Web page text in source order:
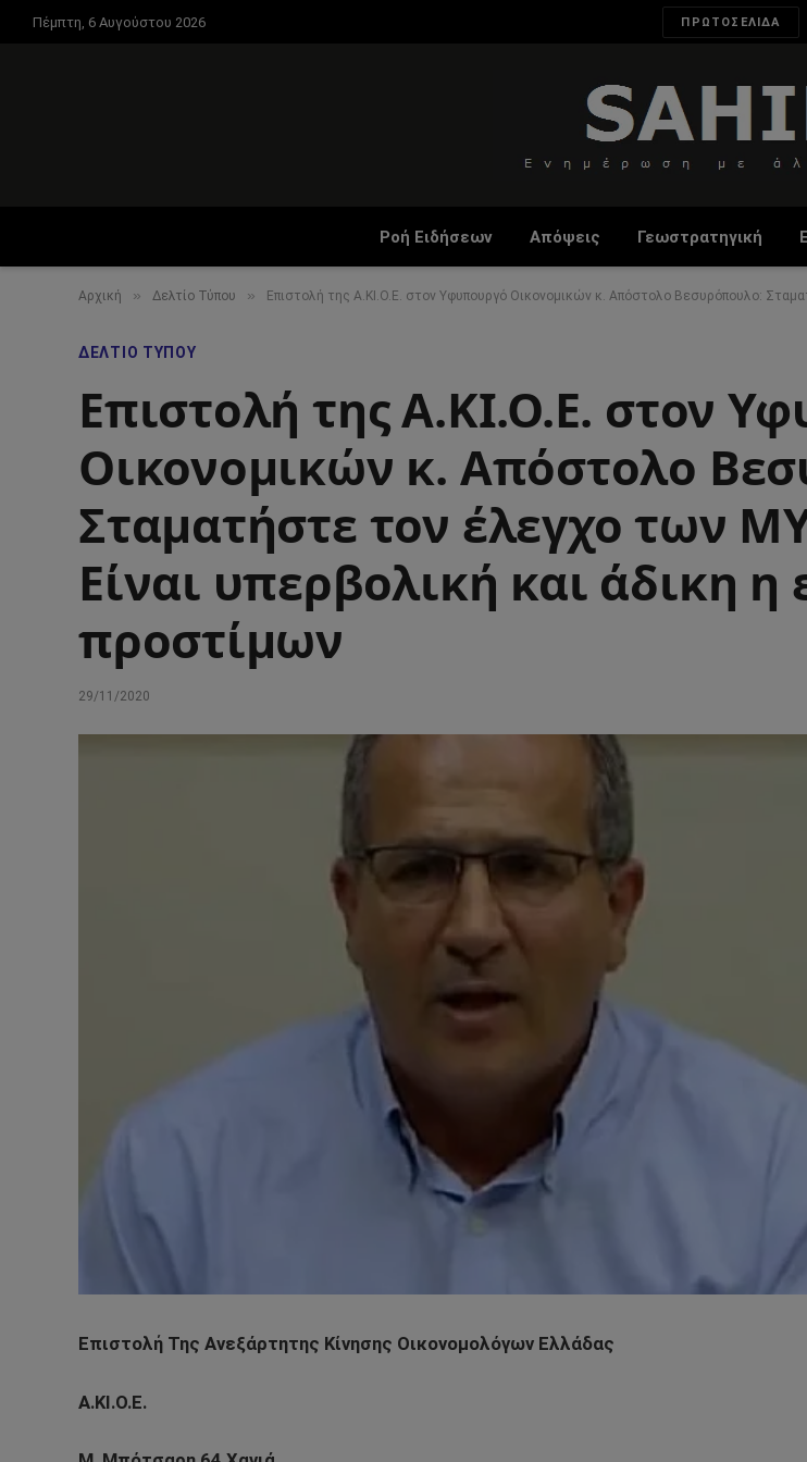
Πέμπτη, 6 Αυγούστου 2026 ΠΡΩΤΟΣΕΛΙΔΑ
Ροή Ειδήσεων Απόψεις Γεωστρατηγική
Αρχική » Δελτίο Τύπου » Επιστολή της Α.ΚΙ.Ο.Ε. στον Υφυπουργό Οικονομικών κ. Απόστολο Βεσυρόπουλο:
ΔΕΛΤΊΟ ΤΎΠΟΥ
Επιστολή της Α.ΚΙ.Ο.Ε. στον
Οικονομικών κ. Απόστολο
Σταματήστε τον έλεγχο των
Είναι υπερβολική και άδικη η
προστίμων
29/11/2020
Επιστολή Της Ανεξάρτητης Κίνησης Οικονομολόγων Ελλάδας
Α.ΚΙ.Ο.Ε.